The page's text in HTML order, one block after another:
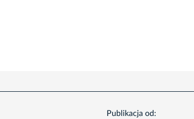
Publikacja od: